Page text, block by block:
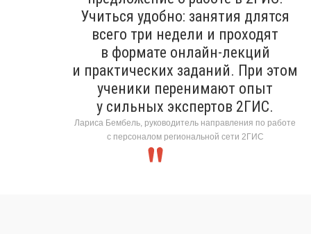
Учиться удобно: занятия длятся
всего три недели и проходят
в формате онлайн-лекций
и практических заданий. При этом
ученики перенимают опыт
у сильных экспертов 2ГИС.
Лариса Бембель, руководитель направления по работе
с персоналом региональной сети 2ГИС